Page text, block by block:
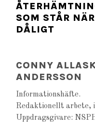
SOM STÅR
DÅLIGT
CONNY
ANDERSSON
Informationshäfte.
Redaktionellt arbete,
Uppdragsgivare: